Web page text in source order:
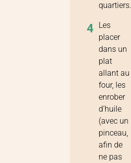
quartiers.
4 Les
placer
dans un
plat
allant au
four, les
enrober
d’huile
(avec un
pinceau,
afin de
ne pas